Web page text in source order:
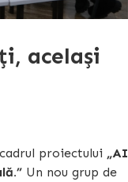
același
proiectului „AI
Un nou grup de